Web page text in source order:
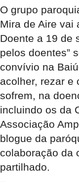
O grupo
Mira de Aire vai
Doente a 19 de
pelos doentes”
convívio na
acolher, rezar e
sofrem, na
incluindo os da
Associação
blogue da
colaboração da
partilhado.